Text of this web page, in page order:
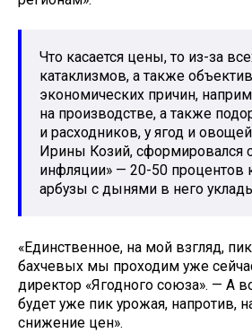
Что касается цены, то из-за
катаклизмов, а также
экономических причин,
на производстве, а также
и расходников, у ягод и
Ирины Козий, сформировался
инфляции» — 20-50 процентов
арбузы с дынями в него
«Единственное, на мой взгляд,
бахчевых мы проходим уже
директор «Ягодного союза». — А
будет уже пик урожая, напротив,
снижение цен».